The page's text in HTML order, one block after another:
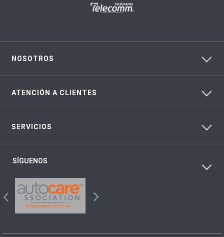
NOSOTROS
ATENCIÓN A CLIENTES
SERVICIOS
SÍGUENOS